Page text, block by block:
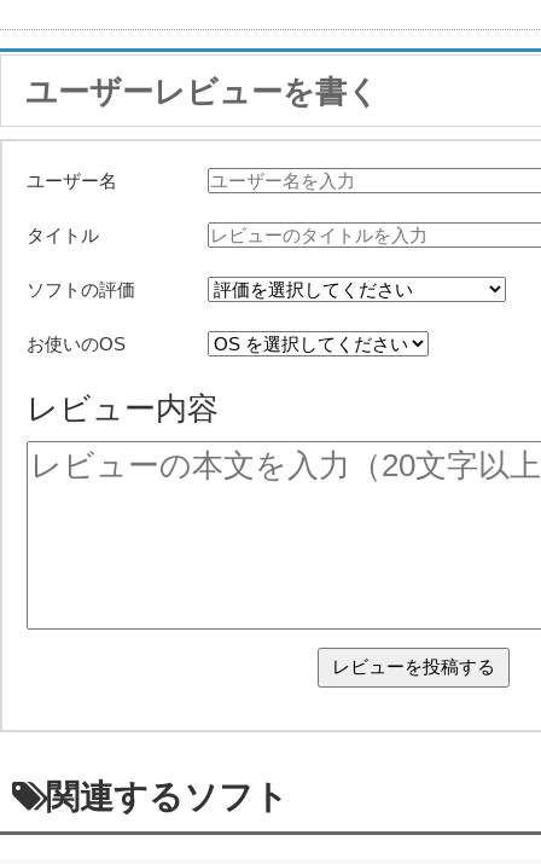
ユーザーレビューを書く
ユーザー名
タイトル
ソフトの評価
お使いのOS
レビュー内容
関連するソフト